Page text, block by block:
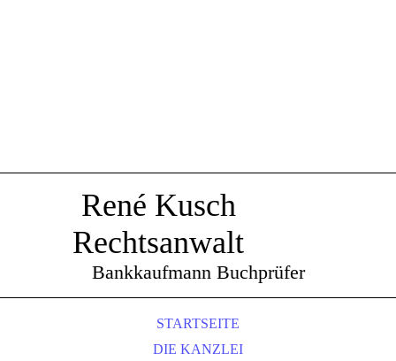
René Kusch
Rechtsanwalt
Bankkaufmann Buchprüfer
STARTSEITE
DIE KANZLEI